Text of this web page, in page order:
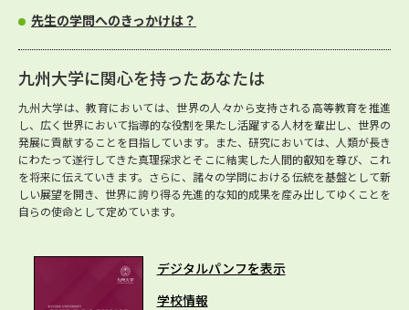
先生の学問へのきっかけは？
九州大学に関心を持ったあなたは
九州大学は、教育においては、世界の人々から支持される高等教育を推進
し、広く世界において指導的な役割を果たし活躍する人材を輩出し、世界の
発展に貢献することを目指しています。また、研究においては、人類が長き
にわたって遂行してきた真理探求とそこに結実した人間的叡知を尊び、これ
を将来に伝えていきます。さらに、諸々の学問における伝統を基盤として新
しい展望を開き、世界に誇り得る先進的な知的成果を産み出してゆくことを
自らの使命として定めています。
デジタルパンフを表示
学校情報